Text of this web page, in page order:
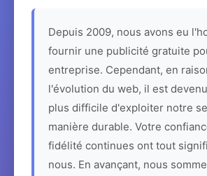
Depuis 2009, nous avons eu
fournir une publicité gratuite
entreprise. Cependant, en
l'évolution du web, il est
plus difficile d'exploiter notre
manière durable. Votre
fidélité continues ont tout
nous. En avançant, nous